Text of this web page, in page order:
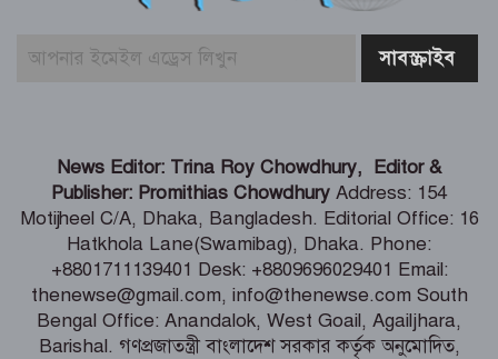
তনু হত্যা মামলায় সাবেক সেনাসদস্য
হাফিজুরের জামিন বাতিল, আত্মসমর্পণের
লিবিয়ায় মাফিয়ার নির্যাতনে মাদারীপুরের
যুবকের মৃত্যু
পাইকগাছায় ছাত্র ও দরিদ্র মানুষের মাঝে
সাইকেল, সেলাই মেশিন ও ভ্যান বিতরণ
News Editor: Trina Roy Chowdhury, Editor &
Publisher: Promithias Chowdhury Address: 154
Motijheel C/A, Dhaka, Bangladesh. Editorial Office: 16
Hatkhola Lane(Swamibag), Dhaka. Phone:
+8801711139401 Desk: +8809696029401 Email:
thenewse@gmail.com, info@thenewse.com South
Bengal Office: Anandalok, West Goail, Agailjhara,
Barishal. গণপ্রজাতন্ত্রী বাংলাদেশ সরকার কর্তৃক অনুমোদিত,